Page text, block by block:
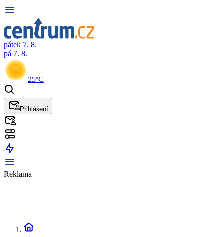
pátek 7. 8.
pá 7. 8.
25°C
Přihlášení
Reklama